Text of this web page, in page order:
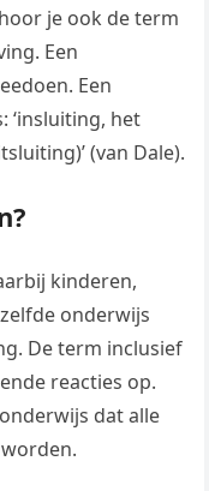
je ook de term
Een
Een
‘insluiting, het
(van Dale).
kinderen,
onderwijs
De term inclusief
reacties op.
dat alle